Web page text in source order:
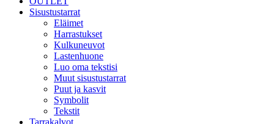
Sisustustarrat
Eläimet
Harrastukset
Kulkuneuvot
Lastenhuone
Luo oma tekstisi
Muut sisustustarrat
Puut ja kasvit
Symbolit
Tekstit